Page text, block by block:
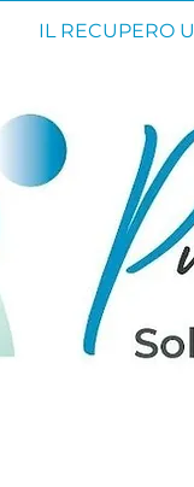
IL RECUPERO